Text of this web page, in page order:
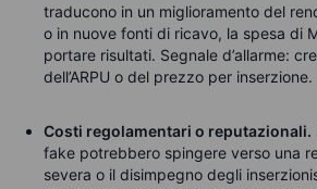
traducono in un miglioramento del
o in nuove fonti di ricavo, la spesa di
portare risultati. Segnale d’allarme:
dell’ARPU o del prezzo per inserzione.
Costi regolamentari o reputazionali.
fake potrebbero spingere verso una
severa o il disimpegno degli